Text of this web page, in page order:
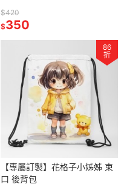
$420
$350
86
折
【專屬訂製】花格子小姊姊 束
口 後背包